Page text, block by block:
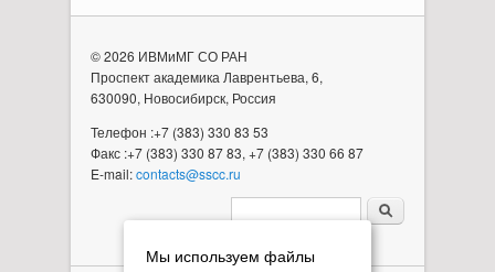
Мы используем файлы
© 2026 ИВМиМГ СО РАН
Проспект академика Лаврентьева, 6,
630090, Новосибирск, Россия
Телефон :+7 (383) 330 83 53
Факс :+7 (383) 330 87 83, +7 (383) 330 66 87
E-mail:contacts@sscc.ru
Форма поиска